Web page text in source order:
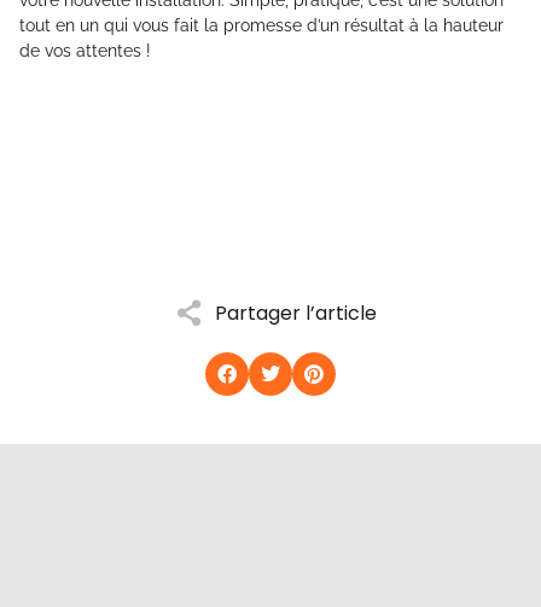
Partager l’article
tout en un qui vous fait la promesse d’un résultat à la hauteur
de vos attentes !